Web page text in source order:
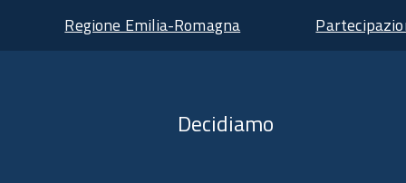
Regione Emilia-Romagna
Decidiamo